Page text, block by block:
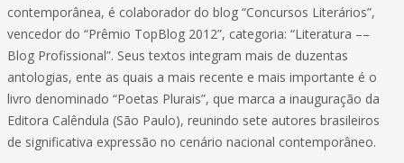
contemporânea, é colaborador do blog “Concursos Literários”,
vencedor do “Prêmio TopBlog 2012”, categoria: “Literatura ––
Blog Profissional”. Seus textos integram mais de duzentas
antologias, ente as quais a mais recente e mais importante é o
livro denominado “Poetas Plurais”, que marca a inauguração da
Editora Calêndula (São Paulo), reunindo sete autores brasileiros
de significativa expressão no cenário nacional contemporâneo.